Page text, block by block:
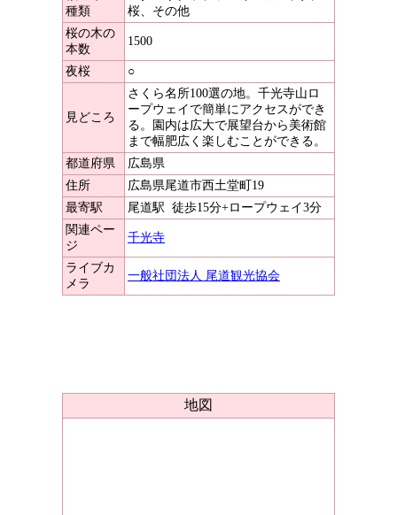
種類
桜、その他
桜の木の
本数
1500
夜桜 ○
見どころ
さくら名所100選の地。千光寺山ロ
ープウェイで簡単にアクセスができ
る。園内は広大で展望台から美術館
まで幅肥広く楽しむことができる。
都道府県
広島県
住所
広島県尾道市西土堂町19
最寄駅
尾道駅 徒歩15分+ロープウェイ3分
関連ペー
ジ
千光寺
ライブカ
メラ
一般社団法人 尾道観光協会
地図